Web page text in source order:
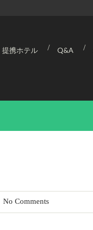
提携ホテル Q&A
No Comments